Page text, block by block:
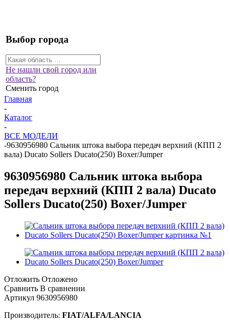
Выбор города
Не нашли свой город или
область?
Сменить город
Главная
-
Каталог
-
ВСЕ МОДЕЛИ
-9630956980 Сальник штока выбора передач верхний (КПП 2
вала) Ducato Sollers Ducato(250) Boxer/Jumper
9630956980 Сальник штока выбора
передач верхний (КПП 2 вала) Ducato
Sollers Ducato(250) Boxer/Jumper
Отложить Отложено
Сравнить В сравнении
Артикул 9630956980
Производитель: FIAT/ALFA/LANCIA